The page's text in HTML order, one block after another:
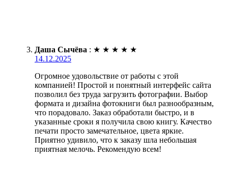
Даша Сычёва : ★ ★ ★ ★ ★
14.12.2025
Огромное удовольствие от работы с этой
компанией! Простой и понятный интерфейс сайта
позволил без труда загрузить фотографии. Выбор
формата и дизайна фотокниги был разнообразным,
что порадовало. Заказ обработали быстро, и в
указанные сроки я получила свою книгу. Качество
печати просто замечательное, цвета яркие.
Приятно удивило, что к заказу шла небольшая
приятная мелочь. Рекомендую всем!